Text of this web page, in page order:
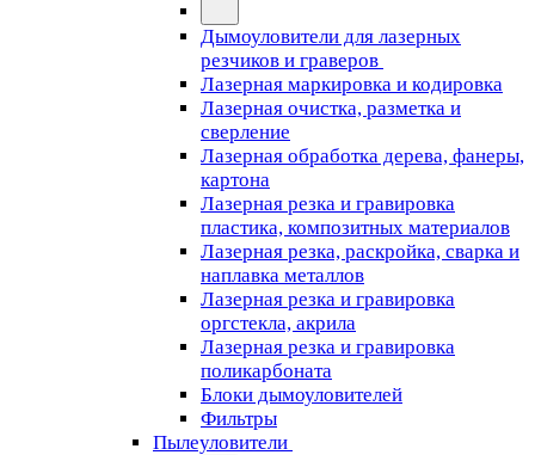
Дымоуловители для лазерных
резчиков и граверов
Лазерная маркировка и кодировка
Лазерная очистка, разметка и
сверление
Лазерная обработка дерева, фанеры,
картона
Лазерная резка и гравировка
пластика, композитных материалов
Лазерная резка, раскройка, сварка и
наплавка металлов
Лазерная резка и гравировка
оргстекла, акрила
Лазерная резка и гравировка
поликарбоната
Блоки дымоуловителей
Фильтры
Пылеуловители